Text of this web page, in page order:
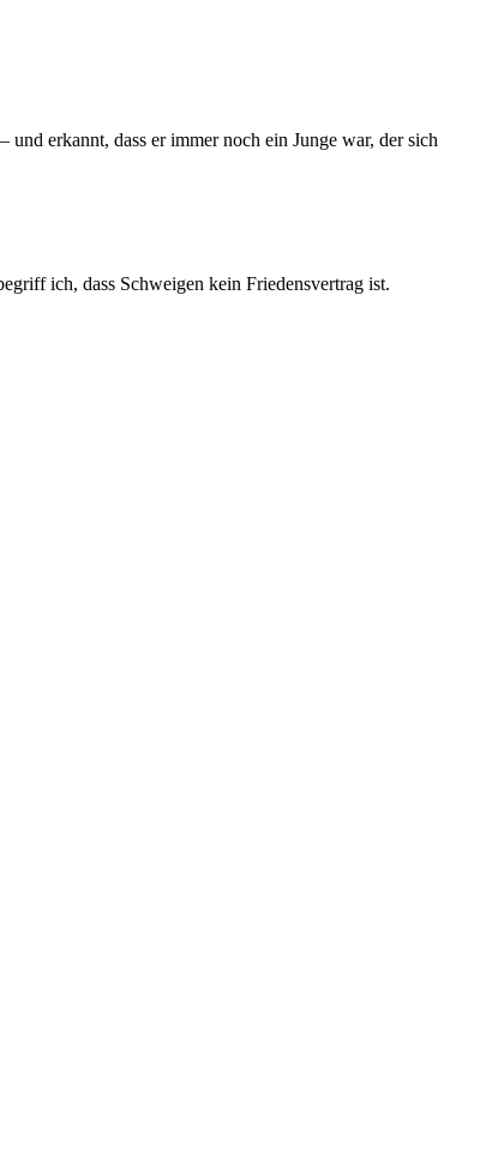
erkannt, dass er immer noch ein Junge war, der sich
ich, dass Schweigen kein Friedensvertrag ist.